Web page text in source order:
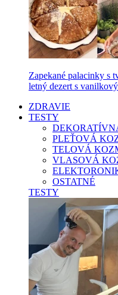
Zapekané palacinky s
letný dezert s
ZDRAVIE
TESTY
PLEŤOVÁ
TELOVÁ
VLASOVÁ
OSTATNÉ
TESTY